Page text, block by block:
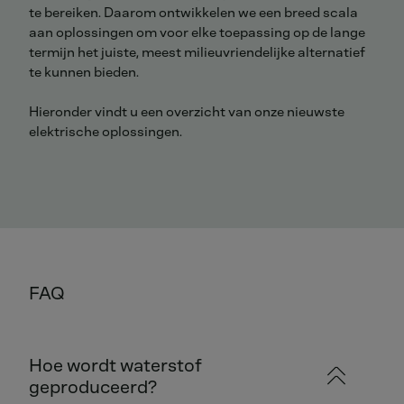
te bereiken. Daarom ontwikkelen we een breed scala
aan oplossingen om voor elke toepassing op de lange
termijn het juiste, meest milieuvriendelijke alternatief
te kunnen bieden.
Hieronder vindt u een overzicht van onze nieuwste
elektrische oplossingen.
FAQ
Hoe wordt waterstof
geproduceerd?